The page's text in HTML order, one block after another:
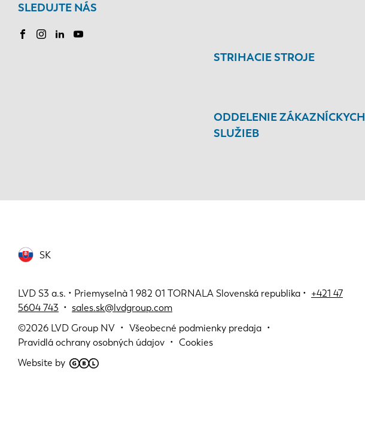
SLEDUJTE NÁS
STRIHACIE STROJE
ODDELENIE ZÁKAZNÍCKYCH
SLUŽIEB
SK
LVD S3 a.s. • Priemyselnà 1 982 01 TORNALA Slovenská republika • +421 47
5604 743 • sales.sk@lvdgroup.com
©2026 LVD Group NV
Všeobecné podmienky predaja
Pravidlá ochrany osobných údajov
Cookies
Website by